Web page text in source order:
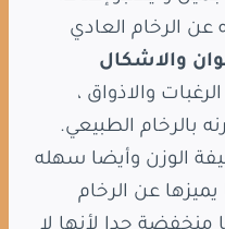
عن الرخام العادي
والاشكال
والاذواق ،
بالرخام الطبيعي.
الوزن وأيضا سهله
عن الرخام